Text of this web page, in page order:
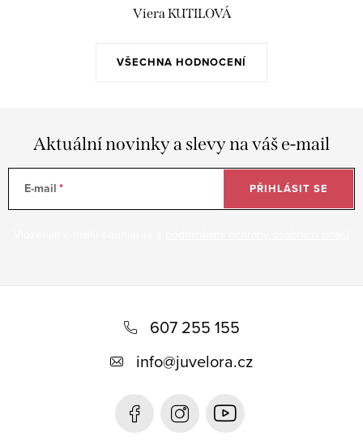
VŠECHNA HODNOCENÍ
Viera KUTILOVÁ
Aktuální novinky a slevy na váš e-mail
E-mail PŘIHLÁSIT SE
607 255 155
info@juvelora.cz